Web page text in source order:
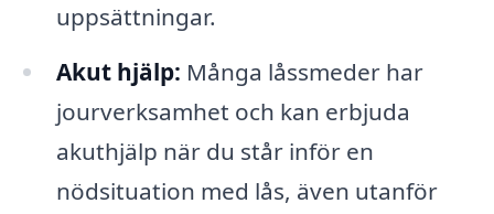
uppsättningar.
Akut hjälp: Många låssmeder har
jourverksamhet och kan erbjuda
akuthjälp när du står inför en
nödsituation med lås, även utanför